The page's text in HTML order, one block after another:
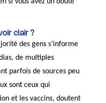
clair ?
des gens s’informe
de multiples
parfois de sources peu
sont ceux qui
et les vaccins, doutent